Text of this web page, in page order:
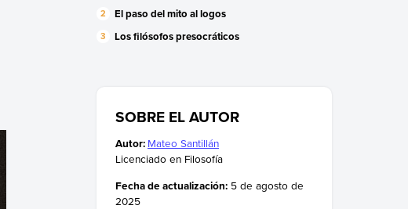
El paso del mito al logos
Los filósofos presocráticos
SOBRE EL AUTOR
Autor: Mateo Santillán
Licenciado en Filosofía
Fecha de actualización: 5 de agosto de
2025